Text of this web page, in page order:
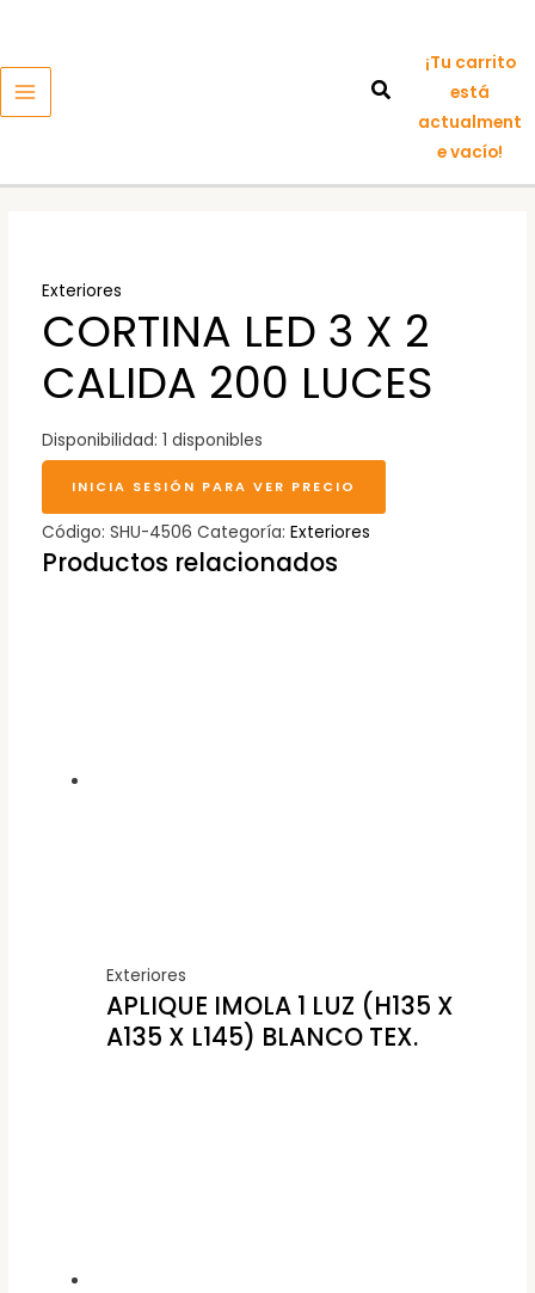
contenido
MENU
¡Tu carrito
está
actualment
e vacío!
Exteriores
CORTINA LED 3 X 2
CALIDA 200 LUCES
Disponibilidad: 1 disponibles
INICIA SESIÓN PARA VER PRECIO
Código: SHU-4506 Categoría: Exteriores
Productos relacionados
Exteriores
APLIQUE IMOLA 1 LUZ (H135 X
A135 X L145) BLANCO TEX.